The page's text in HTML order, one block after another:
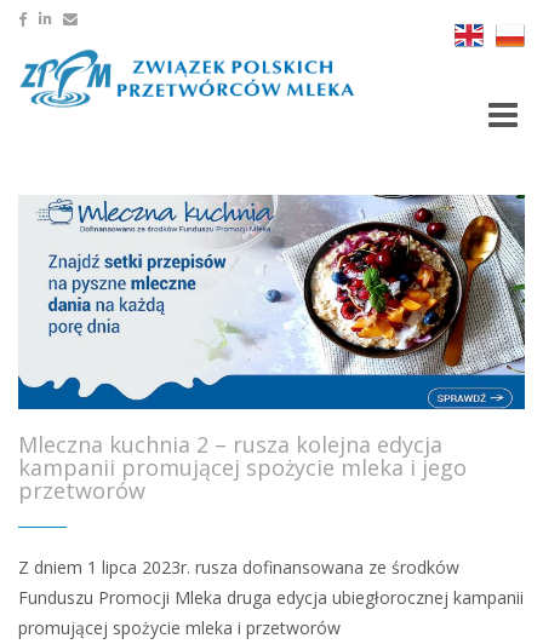
Mleczna kuchnia 2 – rusza kolejna edycja
kampanii promującej spożycie mleka i jego
przetworów
Z dniem 1 lipca 2023r. rusza dofinansowana ze środków
Funduszu Promocji Mleka druga edycja ubiegłorocznej kampanii
promującej spożycie mleka i przetworów